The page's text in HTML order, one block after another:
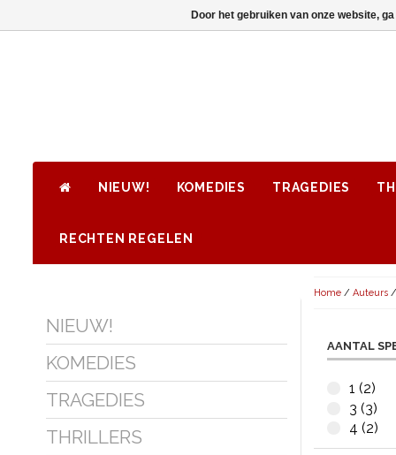
NIEUW! KOMEDIES TRAGEDIES
RECHTEN REGELEN
NIEUW!
KOMEDIES
TRAGEDIES
THRILLERS
Home/ Auteurs
AANTAL
1 (2)
3 (3)
4 (2)
Door het gebruiken van onze website,